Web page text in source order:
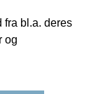
fra bl.a. deres
og